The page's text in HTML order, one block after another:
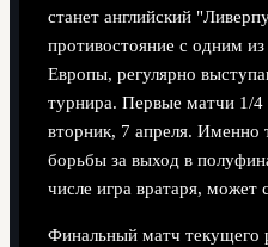
станет английский
противостояние с одним
Европы, регулярно
турнира. Первые матчи 1/
вторник, 7 апреля. Именно
борьбы за выход в
числе игра вратаря,
Финальный матч